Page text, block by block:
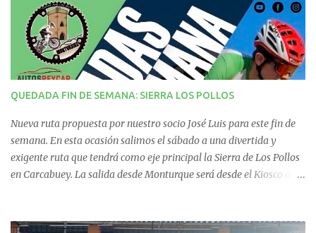
a
r
i
o
s
QUEDADA FIN DE SEMANA: SIERRA LOS POLLOS
Nueva ruta propuesta por nuestro socio José Luis para este fin de
semana. En esta ocasión salimos el sábado a una divertida y
exigente ruta que tendrá como eje principal la Sierra de Los Pollos
en Carcabuey. La salida desde Monturque será desde el Kiosco de
Quedadas Fin de Semana 2025.